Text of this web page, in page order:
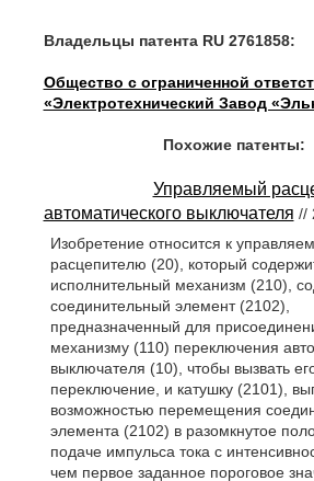
Владельцы патента RU 2761858:
Общество с ограниченной
«Электротехнический Завод
Похожие патенты:
Управляемый
автоматического выключателя //
Изобретение относится к
расцепителю (20), который
исполнительный механизм (210),
соединительный элемент (2102),
предназначенный для
механизму (110) переключения
выключателя (10), чтобы вызвать
переключение, и катушку (2101),
возможностью перемещения
элемента (2102) в разомкнутое
подаче импульса тока с
чем первое заданное пороговое